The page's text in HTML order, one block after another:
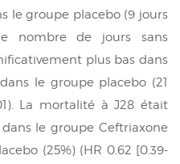
le groupe placebo (9 jours
nombre de jours sans
plus bas dans
le groupe placebo (21
La mortalité à J28 était
le groupe Ceftriaxone
(25%) (HR 0.62 [0.39-